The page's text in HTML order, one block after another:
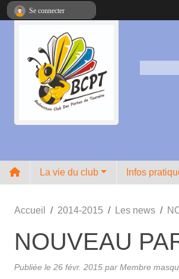
La vie du club Infos
Accueil 2014-2015 Les news
NOUVEAU
Publiée le 26 févr. 2015 par Membre
Se connecter
Panneau de gestion des cookies